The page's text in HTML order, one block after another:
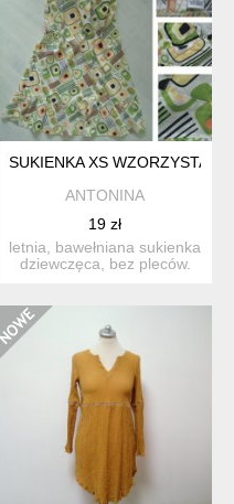
SUKIENKA XS WZORZYSTA W
ANTONINA
19 zł
letnia, bawełniana sukienka
dziewczęca, bez pleców.